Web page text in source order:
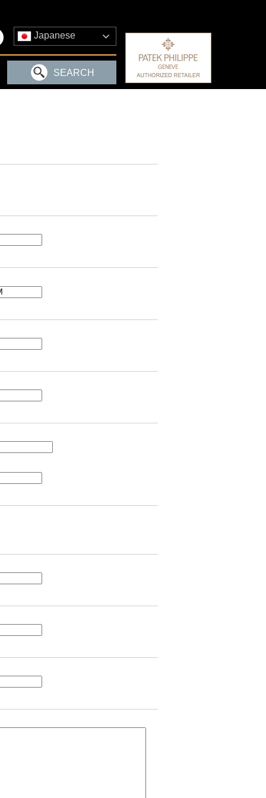
Japanese
SEARCH